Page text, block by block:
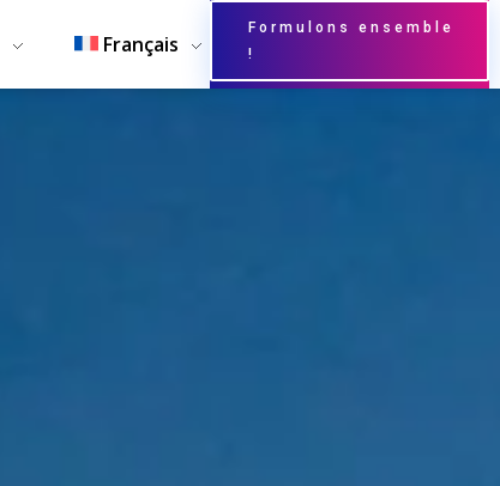
Français
Formulons ensemble
!